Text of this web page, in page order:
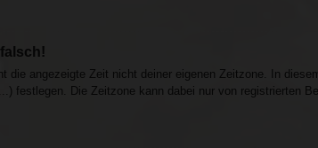
die angezeigte Zeit nicht deiner eigenen Zeitzone. In
festlegen. Die Zeitzone kann dabei nur von registrierten